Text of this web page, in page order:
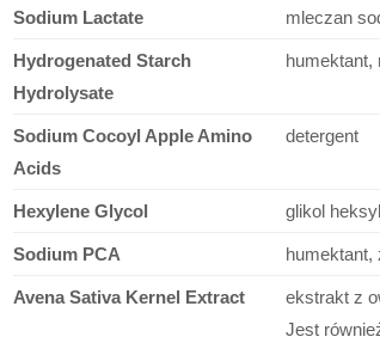
Sodium Lactate mleczan
Hydrogenated Starch
Hydrolysate
humektant,
Sodium Cocoyl Apple Amino
Acids
detergent
Hexylene Glycol glikol
Sodium PCA humektant,
Avena Sativa Kernel Extract
ekstrakt z
Jest